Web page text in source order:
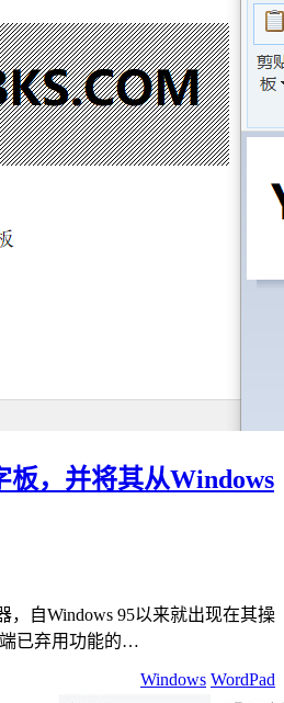
板，并将其从Windows
，自Windows 95以来就出现在其操
已弃用功能的…
Windows WordPad